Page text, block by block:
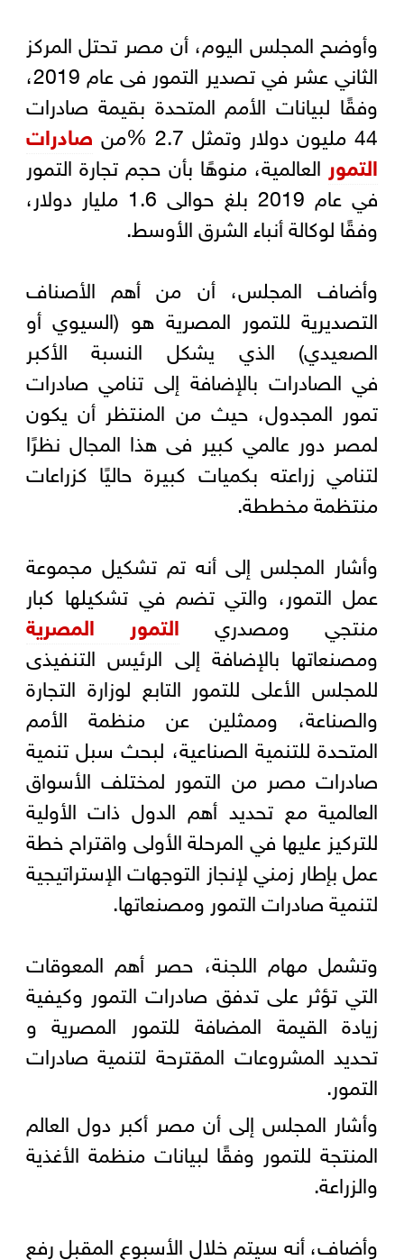
وأوضح المجلس اليوم، أن مصر تحتل المركز
الثاني عشر في تصدير التمور فى عام 2019،
وفقًا لبيانات الأمم المتحدة بقيمة صادرات
44 مليون دولار وتمثل 2.7 %من
صادرات
التمور العالمية، منوهًا بأن حجم تجارة التمور
في عام 2019 بلغ حوالى 1.6 مليار دولار،
وفقًا لوكالة أنباء الشرق الأوسط.
وأضاف المجلس، أن من أهم الأصناف
التصديرية للتمور المصرية هو (السيوي أو
الصعيدي) الذي يشكل النسبة الأكبر
في الصادرات بالإضافة إلى تنامي صادرات
تمور المجدول، حيث من المنتظر أن يكون
لمصر دور عالمي كبير فى هذا المجال نظرًا
لتنامي زراعته بكميات كبيرة حاليًا كزراعات
منتظمة مخططة.
وأشار المجلس إلى أنه تم تشكيل مجموعة
عمل التمور، والتي تضم في تشكيلها كبار
منتجي ومصدري التمور المصرية
ومصنعاتها بالإضافة إلى الرئيس التنفيذى
للمجلس الأعلى للتمور التابع لوزارة التجارة
والصناعة، وممثلين عن منظمة الأمم
المتحدة للتنمية الصناعية، لبحث سبل تنمية
صادرات مصر من التمور لمختلف الأسواق
العالمية مع تحديد أهم الدول ذات الأولية
للتركيز عليها في المرحلة الأولى واقتراح خطة
عمل بإطار زمني لإنجاز التوجهات الإستراتيجية
لتنمية صادرات التمور ومصنعاتها.
وتشمل مهام اللجنة، حصر أهم المعوقات
التي تؤثر على تدفق صادرات التمور وكيفية
زيادة القيمة المضافة للتمور المصرية و
تحديد المشروعات المقترحة لتنمية صادرات
التمور.
وأشار المجلس إلى أن مصر أكبر دول العالم
المنتجة للتمور وفقًا لبيانات منظمة الأغذية
والزراعة.
وأضاف، أنه سيتم خلال الأسبوع المقبل رفع